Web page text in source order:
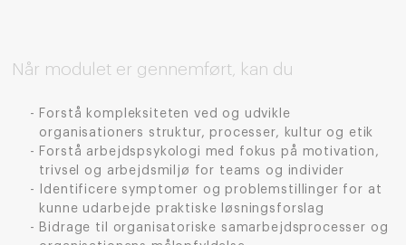
Når modulet er gennemført, kan du
Forstå kompleksiteten ved og udvikle
organisationers struktur, processer, kultur og etik
Forstå arbejdspsykologi med fokus på motivation,
trivsel og arbejdsmiljø for teams og individer
Identificere symptomer og problemstillinger for at
kunne udarbejde praktiske løsningsforslag
Bidrage til organisatoriske samarbejdsprocesser og